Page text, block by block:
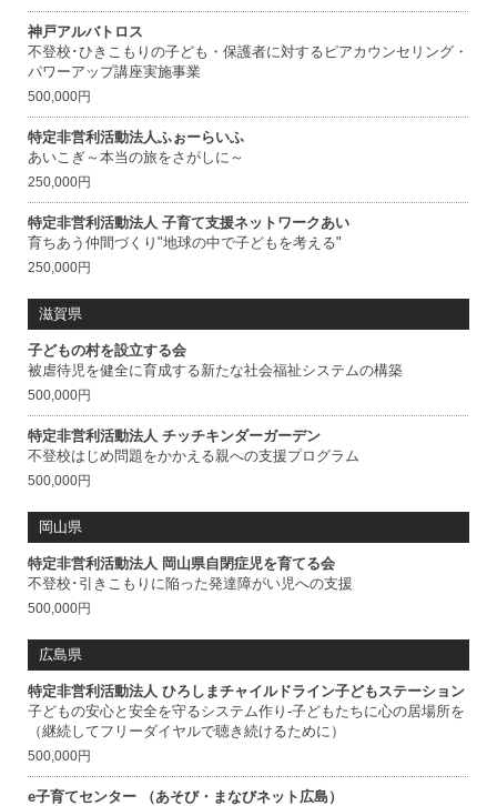
神戸アルバトロス
不登校･ひきこもりの子ども・保護者に対するピアカウンセリング・
パワーアップ講座実施事業
500,000円
特定非営利活動法人ふぉーらいふ
あいこぎ～本当の旅をさがしに～
250,000円
特定非営利活動法人 子育て支援ネットワークあい
育ちあう仲間づくり"地球の中で子どもを考える"
250,000円
滋賀県
子どもの村を設立する会
被虐待児を健全に育成する新たな社会福祉システムの構築
500,000円
特定非営利活動法人 チッチキンダーガーデン
不登校はじめ問題をかかえる親への支援プログラム
500,000円
岡山県
特定非営利活動法人 岡山県自閉症児を育てる会
不登校･引きこもりに陥った発達障がい児への支援
500,000円
広島県
特定非営利活動法人 ひろしまチャイルドライン子どもステーション
子どもの安心と安全を守るシステム作り-子どもたちに心の居場所を
（継続してフリーダイヤルで聴き続けるために）
500,000円
e子育てセンター （あそび・まなびネット広島）